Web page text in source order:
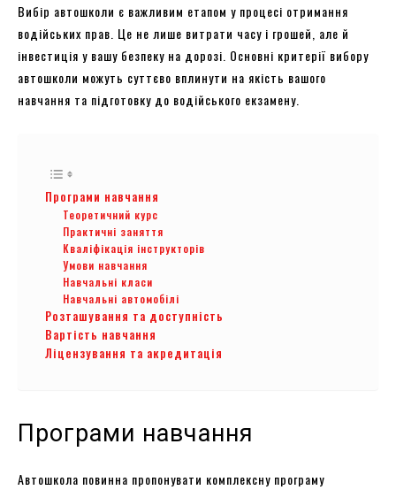
Вибір автошколи є важливим етапом у процесі отримання
водійських прав. Це не лише витрати часу і грошей, але й
інвестиція у вашу безпеку на дорозі. Основні критерії вибору
автошколи можуть суттєво вплинути на якість вашого
навчання та підготовку до водійського екзамену.
Програми навчання
Теоретичний курс
Практичні заняття
Кваліфікація інструкторів
Умови навчання
Навчальні класи
Навчальні автомобілі
Розташування та доступність
Вартість навчання
Ліцензування та акредитація
Програми навчання
Автошкола повинна пропонувати комплексну програму